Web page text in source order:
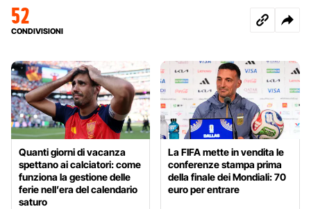
52
CONDIVISIONI
Quanti giorni di vacanza
spettano ai calciatori: come
funziona la gestione delle
ferie nell’era del calendario
saturo
La FIFA mette in vendita le
conferenze stampa prima
della finale dei Mondiali: 70
euro per entrare